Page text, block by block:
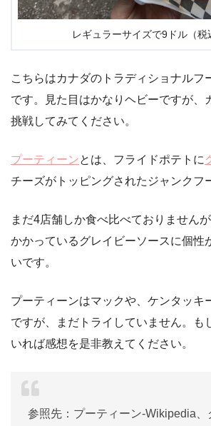
レギュラーサイズで9ドル（税
こちらはカナダのトラディショナルフ
です。見た目はかなりヘビーですが、
挑戦してみてください。
プーティーンとは、フライドポテトに
チーズがトッピングされたジャンクフ
まだ4店舗しか食べ比べておりません
かかっているグレイビーソースに個性
いです。
プーティーンはマックや、ケンタッキ
ですが、まだトライしていません。も
いれば感想を是非教えてください。
参照先：プーティーン-Wikipedia、